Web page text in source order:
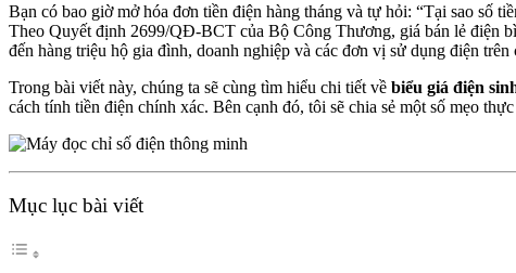
Bạn có bao giờ mở hóa đơn tiền điện hàng tháng và tự hỏi: “Tại sao số
Theo Quyết định 2699/QĐ-BCT của Bộ Công Thương, giá bán lẻ điện
đến hàng triệu hộ gia đình, doanh nghiệp và các đơn vị sử dụng điện trên
Trong bài viết này, chúng ta sẽ cùng tìm hiểu chi tiết về biểu giá điện
cách tính tiền điện chính xác. Bên cạnh đó, tôi sẽ chia sẻ một số mẹo
Mục lục bài viết